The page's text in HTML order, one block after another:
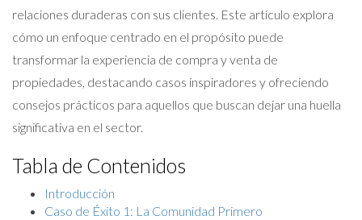
relaciones duraderas con sus clientes. Este artículo explora
cómo un enfoque centrado en el propósito puede
transformar la experiencia de compra y venta de
propiedades, destacando casos inspiradores y ofreciendo
consejos prácticos para aquellos que buscan dejar una huella
significativa en el sector.
Tabla de Contenidos
Introducción
Caso de Éxito 1: La Comunidad Primero